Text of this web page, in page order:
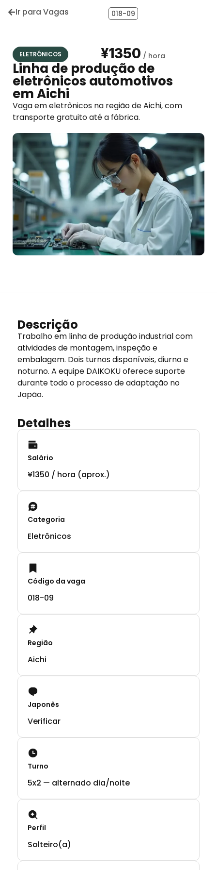
Ir para Vagas 018-09
ELETRÔNICOS ¥1350
Linha de produção de
eletrônicos automotivos
em Aichi
Vaga em eletrônicos na região de Aichi, com
transporte gratuito até a fábrica.
Descrição
Trabalho em linha de produção industrial com
atividades de montagem, inspeção e
embalagem. Dois turnos disponíveis, diurno e
noturno. A equipe DAIKOKU oferece suporte
durante todo o processo de adaptação no
Japão.
Detalhes
Salário
¥1350 / hora (aprox.)
Categoria
Eletrônicos
Código da vaga
018-09
Região
Aichi
Japonês
Verificar
Turno
5x2 — alternado dia/noite
Perfil
Solteiro(a)